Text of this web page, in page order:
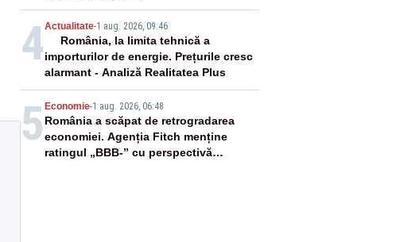
4Actualitate-1 aug. 2026, 09:46
România, la limita tehnică a
importurilor de energie. Prețurile cresc
alarmant - Analiză Realitatea Plus
5 Economie-1 aug. 2026, 06:48
România a scăpat de retrogradarea
economiei. Agenția Fitch menține
ratingul „BBB-” cu perspectivă